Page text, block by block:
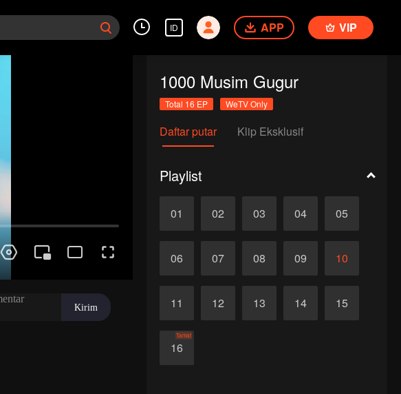
ID APP VIP
1000 Musim Gugur
Total 16 EP WeTV Only
Daftar putar Klip Eksklusif
Playlist
01 02 03 04 05
06 07 08 09 10
11 12 13 14 15
16
Tamat